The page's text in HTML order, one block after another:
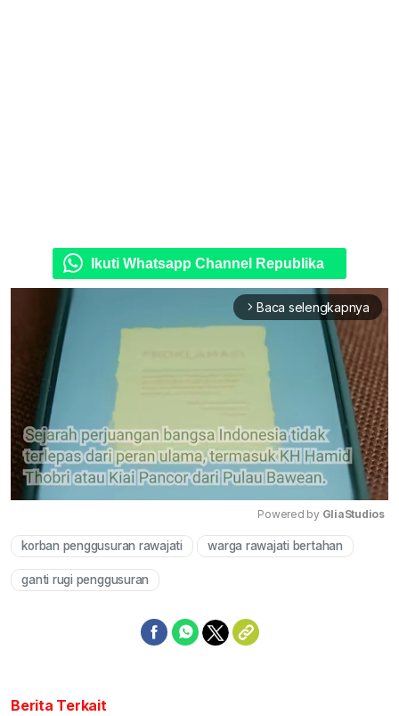
Ikuti Whatsapp Channel Republika
arrow_forward_ios Baca selengkapnya
Mute
Powered by GliaStudios
korban penggusuran rawajati warga rawajati bertahan
ganti rugi penggusuran
Berita Terkait